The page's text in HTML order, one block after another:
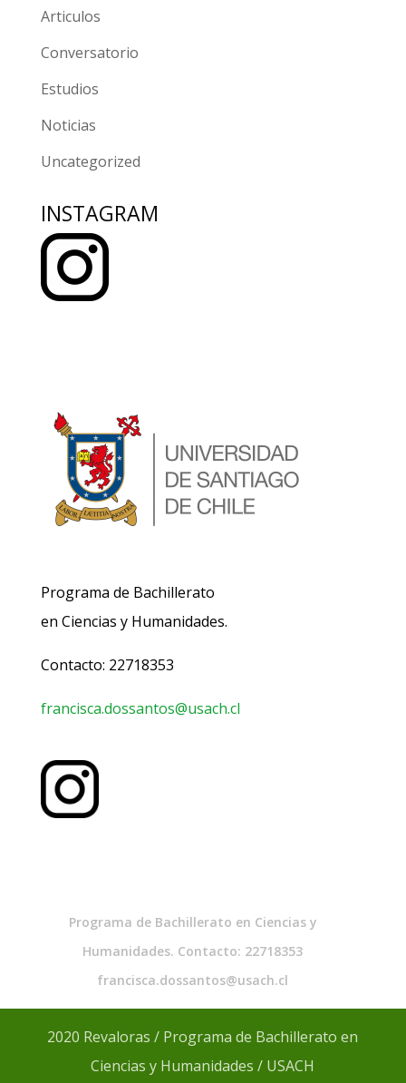
Articulos
Conversatorio
Estudios
Noticias
Uncategorized
INSTAGRAM
Programa de Bachillerato
en Ciencias y Humanidades.
Contacto: 22718353
francisca.dossantos@usach.cl
Programa de Bachillerato en Ciencias y
Humanidades. Contacto: 22718353
francisca.dossantos@usach.cl
2020 Revaloras / Programa de Bachillerato en
Ciencias y Humanidades / USACH